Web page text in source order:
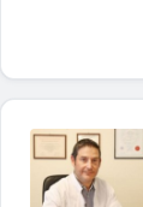
Ιπποκράτειο,
-T cells